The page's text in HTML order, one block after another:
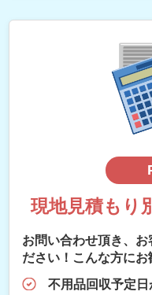
現地見積もり
お問い合わせ頂き、
ださい！こんな方にお
不用品回収予定